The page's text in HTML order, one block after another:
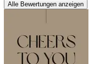
Alle Bewertungen anzeigen